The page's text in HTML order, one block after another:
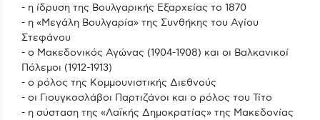
- η ίδρυση της Βουλγαρικής Εξαρχείας το 1870
- η «Μεγάλη Βουλγαρία» της Συνθήκης του Αγίου
Στεφάνου
- ο Μακεδονικός Αγώνας (1904-1908) και οι Βαλκανικοί
Πόλεμοι (1912-1913)
- ο ρόλος της Κομμουνιστικής Διεθνούς
- οι Γιουγκοσλάβοι Παρτιζάνοι και ο ρόλος του Τίτο
- η σύσταση της «Λαΐκής Δημοκρατίας» της Μακεδονίας